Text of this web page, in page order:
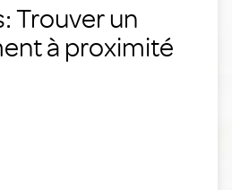
Trouver un
à proximité